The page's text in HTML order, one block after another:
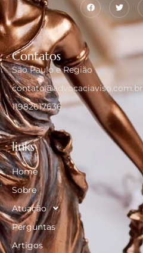
Contatos
São Paulo e Região
contato@advocaciaviso.com.br
11982617636
links
Home
Sobre
Atuação
Perguntas
Artigos